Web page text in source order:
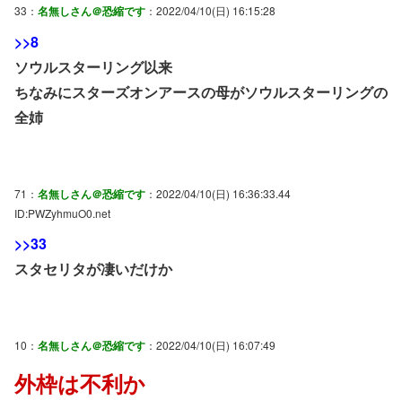
33： 名無しさん＠恐縮です ：2022/04/10(日) 16:15:28
>>8
ソウルスターリング以来
ちなみにスターズオンアースの母がソウルスターリングの
全姉
71： 名無しさん＠恐縮です ：2022/04/10(日) 16:36:33.44
ID:PWZyhmuO0.net
>>33
スタセリタが凄いだけか
10： 名無しさん＠恐縮です ：2022/04/10(日) 16:07:49
外枠は不利か